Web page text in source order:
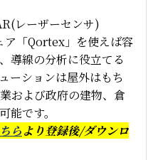
レーザーセンサ)
ア「Qortex」を使えば容
導線の分析に役立てる
ーションは屋外はもち
および政府の建物、倉
能です。
らより登録後/ダウンロ